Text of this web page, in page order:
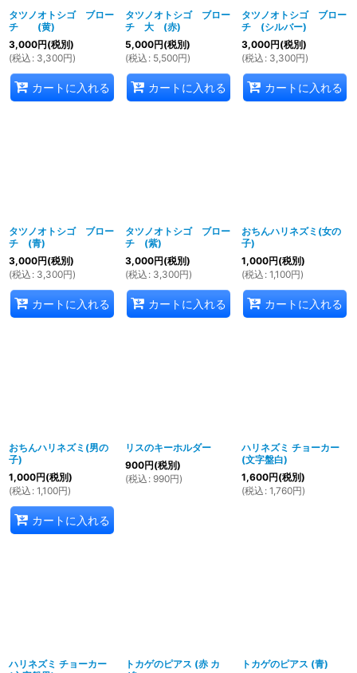
タツノオトシゴ ブロー
チ (黄)
3,000円(税別)
(税込 : 3,300円)
カートに入れる
タツノオトシゴ ブロー
チ 大 (赤)
5,000円(税別)
(税込 : 5,500円)
カートに入れる
タツノオトシゴ ブロー
チ (シルバー)
3,000円(税別)
(税込 : 3,300円)
カートに入れる
タツノオトシゴ ブロー
チ (青)
3,000円(税別)
(税込 : 3,300円)
カートに入れる
タツノオトシゴ ブロー
チ (紫)
3,000円(税別)
(税込 : 3,300円)
カートに入れる
おちんハリネズミ(女の
子)
1,000円(税別)
(税込 : 1,100円)
カートに入れる
おちんハリネズミ(男の
子)
1,000円(税別)
(税込 : 1,100円)
カートに入れる
リスのキーホルダー
900円(税別)
(税込 : 990円)
ハリネズミ チョーカー
(文字盤白)
1,600円(税別)
(税込 : 1,760円)
ハリネズミ チョーカー
トカゲのピアス (赤 カ
トカゲのピアス (青)